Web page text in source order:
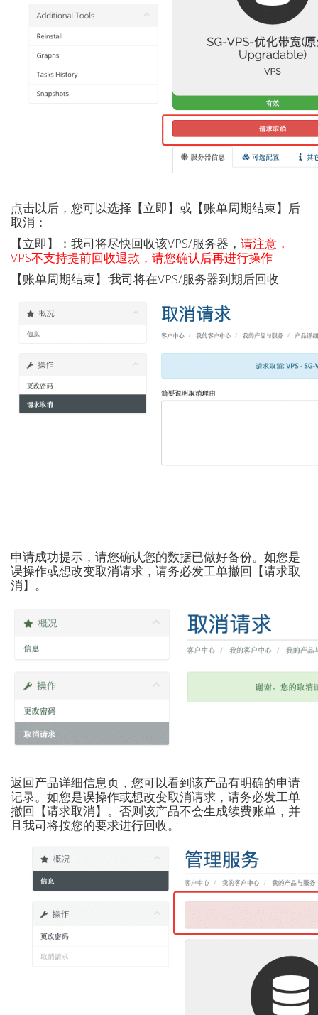
点击以后，您可以选择【立即】或【账单周期结束】后
取消：
【立即】：我司将尽快回收该VPS/服务器， 请注意，
VPS不支持提前回收退款，请您确认后再进行操作
【账单周期结束】:我司将在VPS/服务器到期后回收
申请成功提示，请您确认您的数据已做好备份。如您是
误操作或想改变取消请求，请务必发工单撤回【请求取
消】。
返回产品详细信息页，您可以看到该产品有明确的申请
记录。如您是误操作或想改变取消请求，请务必发工单
撤回【请求取消】。否则该产品不会生成续费账单，并
且我司将按您的要求进行回收。